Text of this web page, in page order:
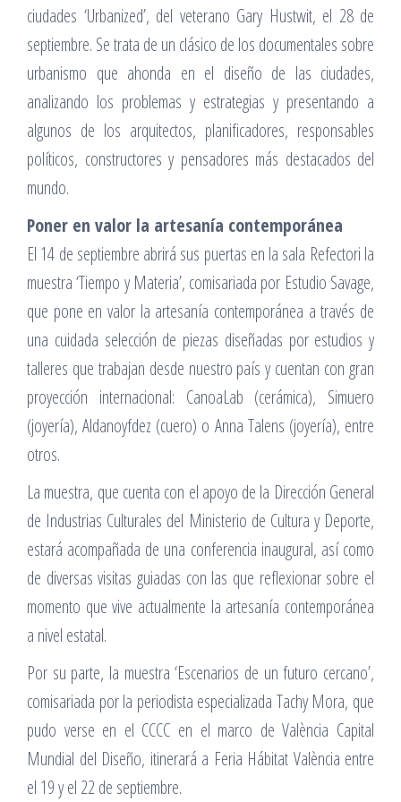
ciudades ‘Urbanized’, del veterano Gary Hustwit, el 28 de
septiembre. Se trata de un clásico de los documentales sobre
urbanismo que ahonda en el diseño de las ciudades,
analizando los problemas y estrategias y presentando a
algunos de los arquitectos, planificadores, responsables
políticos, constructores y pensadores más destacados del
mundo.
Poner en valor la artesanía contemporánea
El 14 de septiembre abrirá sus puertas en la sala Refectori la
muestra ‘Tiempo y Materia’, comisariada por Estudio Savage,
que pone en valor la artesanía contemporánea a través de
una cuidada selección de piezas diseñadas por estudios y
talleres que trabajan desde nuestro país y cuentan con gran
proyección internacional: CanoaLab (cerámica), Simuero
(joyería), Aldanoyfdez (cuero) o Anna Talens (joyería), entre
otros.
La muestra, que cuenta con el apoyo de la Dirección General
de Industrias Culturales del Ministerio de Cultura y Deporte,
estará acompañada de una conferencia inaugural, así como
de diversas visitas guiadas con las que reflexionar sobre el
momento que vive actualmente la artesanía contemporánea
a nivel estatal.
Por su parte, la muestra ‘Escenarios de un futuro cercano’,
comisariada por la periodista especializada Tachy Mora, que
pudo verse en el CCCC en el marco de València Capital
Mundial del Diseño, itinerará a Feria Hábitat València entre
el 19 y el 22 de septiembre.